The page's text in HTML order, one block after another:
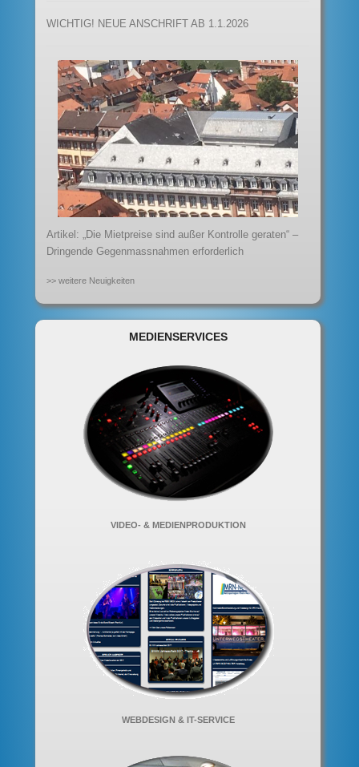
WICHTIG! NEUE ANSCHRIFT AB 1.1.2026
Artikel: „Die Mietpreise sind außer Kontrolle geraten“ –
Dringende Gegenmassnahmen erforderlich
>> weitere Neuigkeiten
MEDIENSERVICES
VIDEO- & MEDIENPRODUKTION
WEBDESIGN & IT-SERVICE